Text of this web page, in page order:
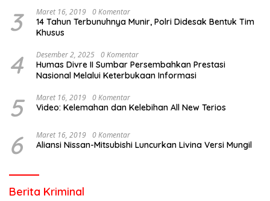
3 Maret 16, 2019 0 Komentar
14 Tahun Terbunuhnya Munir, Polri Didesak Bentuk Tim
Khusus
4 Desember 2, 2025 0 Komentar
Humas Divre II Sumbar Persembahkan Prestasi
Nasional Melalui Keterbukaan Informasi
5 Maret 16, 2019 0 Komentar
Video: Kelemahan dan Kelebihan All New Terios
6 Maret 16, 2019 0 Komentar
Aliansi Nissan-Mitsubishi Luncurkan Livina Versi Mungil
Berita Kriminal